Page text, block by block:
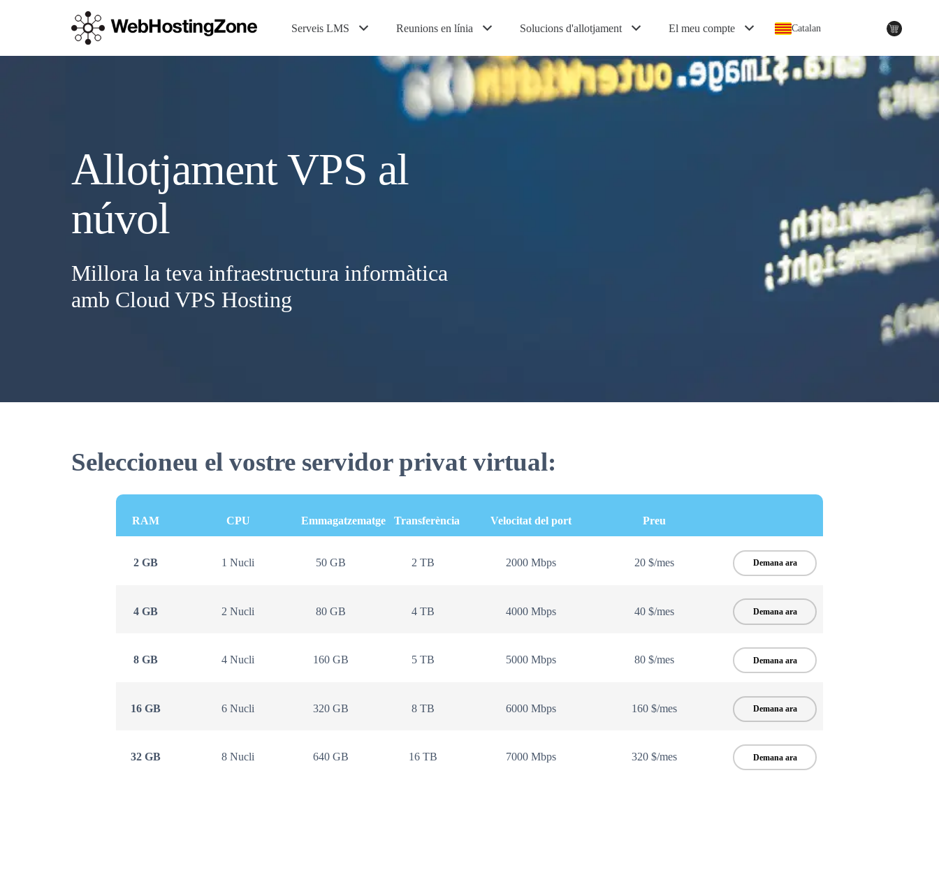
Serveis LMS Reunions en línia Solucions d'allotjament El meu compte Catalan
Allotjament VPS al
núvol
Millora la teva infraestructura informàtica
amb Cloud VPS Hosting
Seleccioneu el vostre servidor privat virtual:
RAM CPU Emmagatzematge Transferència Velocitat del port Preu
2 GB 1 Nucli 50 GB 2 TB 2000 Mbps 20 $/mes Demana ara
4 GB 2 Nucli 80 GB 4 TB 4000 Mbps 40 $/mes Demana ara
8 GB 4 Nucli 160 GB 5 TB 5000 Mbps 80 $/mes Demana ara
16 GB 6 Nucli 320 GB 8 TB 6000 Mbps 160 $/mes Demana ara
32 GB 8 Nucli 640 GB 16 TB 7000 Mbps 320 $/mes Demana ara